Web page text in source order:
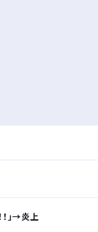
」→炎上